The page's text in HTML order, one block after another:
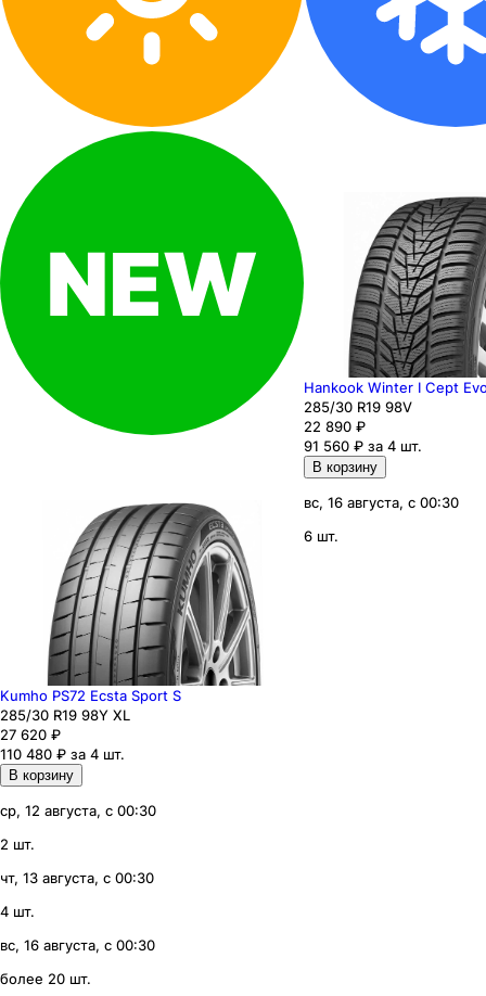
Kumho PS72 Ecsta Sport S
285/30 R19 98Y XL
27 620 ₽
110 480 ₽ за 4 шт.
В корзину
ср, 12 августа, с 00:30
2 шт.
чт, 13 августа, с 00:30
4 шт.
вс, 16 августа, с 00:30
более 20 шт.
Hankook Winter I Cept
285/30 R19 98V
22 890 ₽
91 560 ₽ за 4 шт.
В корзину
вс, 16 августа, с 00:30
6 шт.